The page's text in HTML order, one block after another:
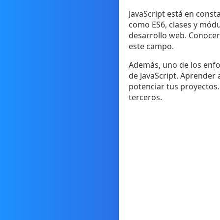
JavaScript está en
como ES6, clases y
desarrollo web.
este campo.
Además, uno de los
de JavaScript.
potenciar tus
terceros.